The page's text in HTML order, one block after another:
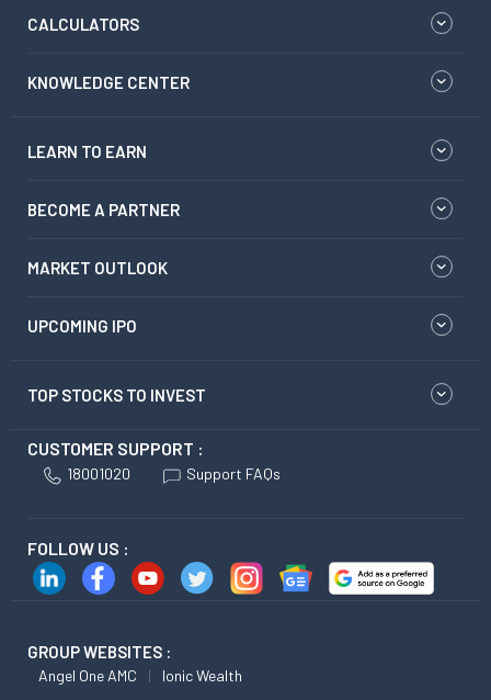
CALCULATORS
KNOWLEDGE CENTER
LEARN TO EARN
BECOME A PARTNER
MARKET OUTLOOK
UPCOMING IPO
TOP STOCKS TO INVEST
CUSTOMER SUPPORT :
18001020 Support FAQs
FOLLOW US :
GROUP WEBSITES :
Angel One AMC Ionic Wealth